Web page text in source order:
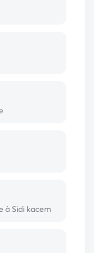
à Sidi kacem